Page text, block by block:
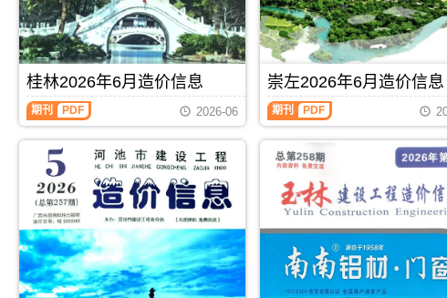
色
市
工
程
材
料
汇
编，
用
工
程
材
料
价
格
纠
工
程
合
同
材
料
核
定
价，
用
于
程
价
信
息）
期
刊，
由
玉
林
市
程
造
价
信
息
网
价
信
息）
刊，
由
来
宾
市
建
价
桂林2026年6月造价信息
桂
林
造
价
信
息
（桂
林
建
期刊 PDF 2026-06
崇左2026年6月造价信息
崇
左
信
（崇
期刊 PDF